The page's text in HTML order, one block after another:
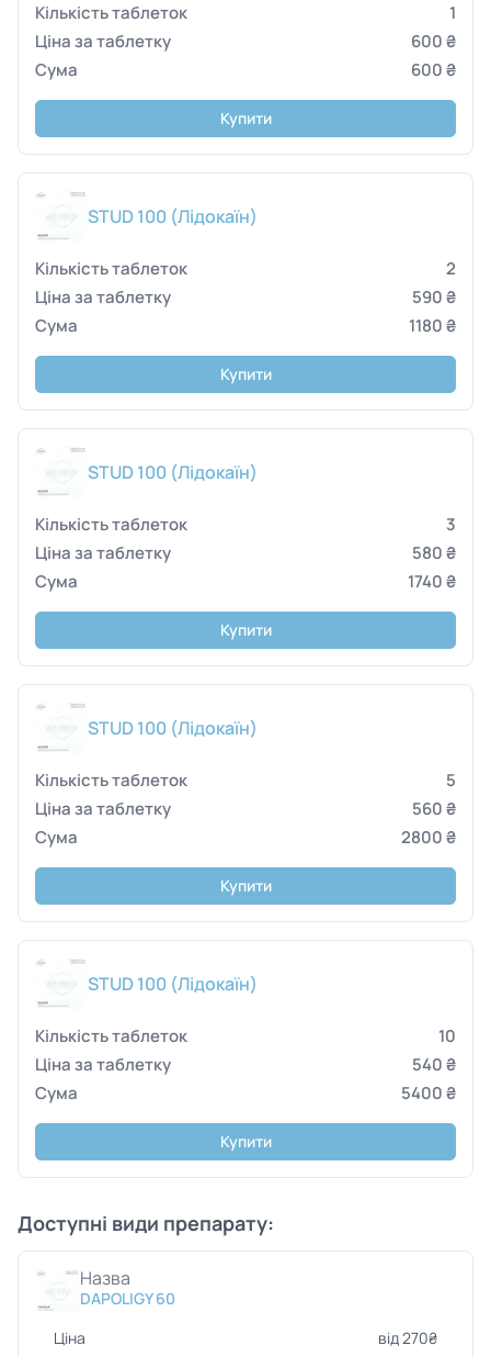
1
600 ₴
600 ₴
Купити
STUD 100 (Лідокаїн)
2
590 ₴
1180 ₴
Купити
STUD 100 (Лідокаїн)
3
580 ₴
1740 ₴
Купити
STUD 100 (Лідокаїн)
5
560 ₴
2800 ₴
Купити
STUD 100 (Лідокаїн)
10
540 ₴
5400 ₴
Купити
Доступні види препарату:
Назва
DAPOLIGY 60
Ціна
від 270₴